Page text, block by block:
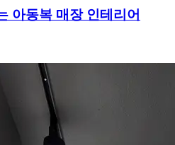
아동복 매장 인테리어